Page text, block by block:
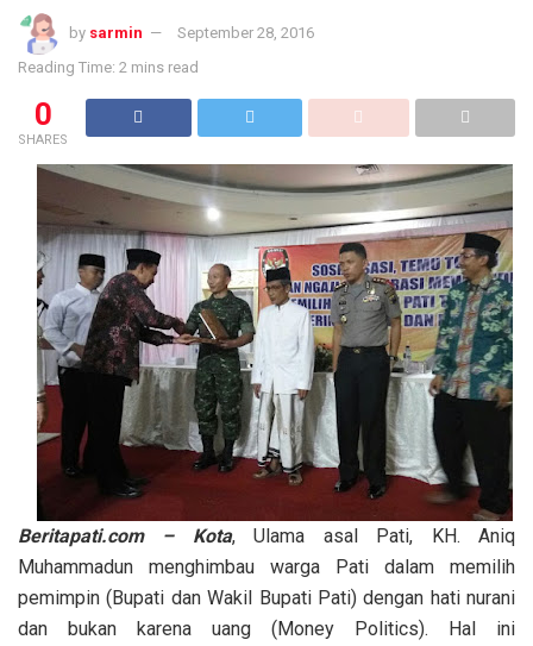
by sarmin
September 28, 2016
Reading Time: 2 mins read
0
SHARES
Beritapati.com – Kota, Ulama asal Pati, KH. Aniq
Muhammadun menghimbau warga Pati dalam memilih
pemimpin (Bupati dan Wakil Bupati Pati) dengan hati nurani
dan bukan karena uang (Money Politics). Hal ini